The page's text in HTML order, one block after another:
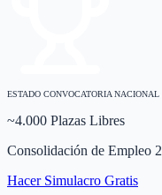
ESTADO CONVOCATORIA NACIONAL
~4.000 Plazas Libres
Consolidación de Empleo
Hacer Simulacro Gratis